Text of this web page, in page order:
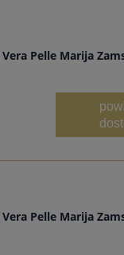
Pelle Marija
Pelle Marija